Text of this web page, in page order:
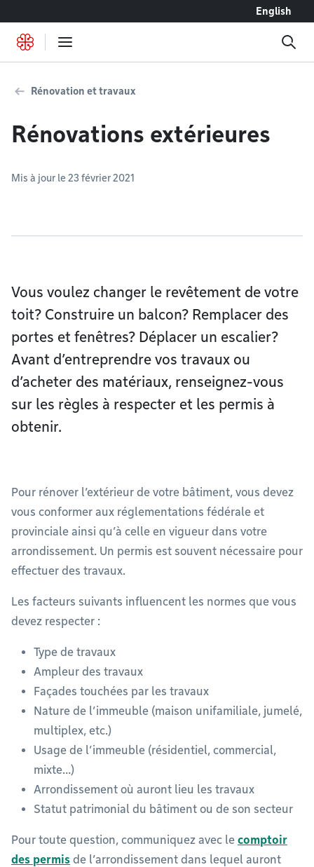
English
Rénovation et travaux
Rénovations extérieures
Mis à jour le 23 février 2021
Vous voulez changer le revêtement de votre
toit? Construire un balcon? Remplacer des
portes et fenêtres? Déplacer un escalier?
Avant d’entreprendre vos travaux ou
d’acheter des matériaux, renseignez-vous
sur les règles à respecter et les permis à
obtenir.
Pour rénover l’extérieur de votre bâtiment, vous devez
vous conformer aux réglementations fédérale et
provinciale ainsi qu’à celle en vigueur dans votre
arrondissement. Un permis est souvent nécessaire pour
effectuer des travaux.
Les facteurs suivants influencent les normes que vous
devez respecter :
Type de travaux
Ampleur des travaux
Façades touchées par les travaux
Nature de l’immeuble (maison unifamiliale, jumelé,
multiplex, etc.)
Usage de l’immeuble (résidentiel, commercial,
mixte…)
Arrondissement où auront lieu les travaux
Statut patrimonial du bâtiment ou de son secteur
Pour toute question, communiquez avec le comptoir
des permis de l’arrondissement dans lequel auront